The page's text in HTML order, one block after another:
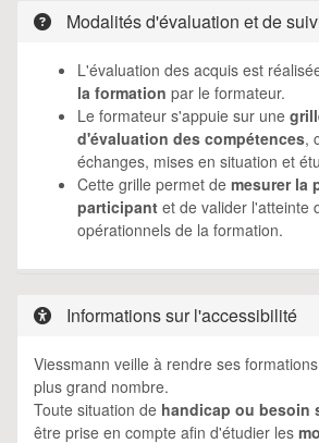
Modalités d'évaluation et de
L'évaluation des acquis est
la formation par le formateur.
Le formateur s'appuie sur une
d'évaluation des compétences,
échanges, mises en situation et
Cette grille permet de mesurer la
participant et de valider l'atteinte
opérationnels de la formation.
Informations sur l'accessibilité
Viessmann veille à rendre ses
plus grand nombre.
Toute situation de handicap ou besoin
être prise en compte afin d'étudier les